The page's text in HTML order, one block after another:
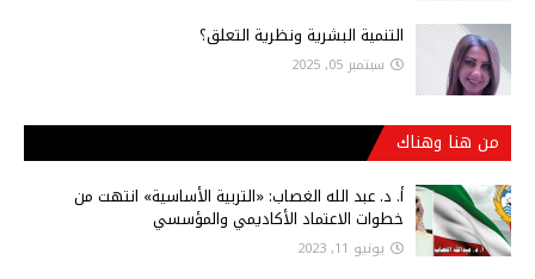
التنمية البشرية ونظرية التعلق؟
سبتمبر 05, 2025
من هنا وهناك
أ‌. د. عبد الله الغصاب: «التربية الأساسية» انتهت من
خطوات الاعتماد الأكاديمي والمؤسسي
يونيو 11, 2023